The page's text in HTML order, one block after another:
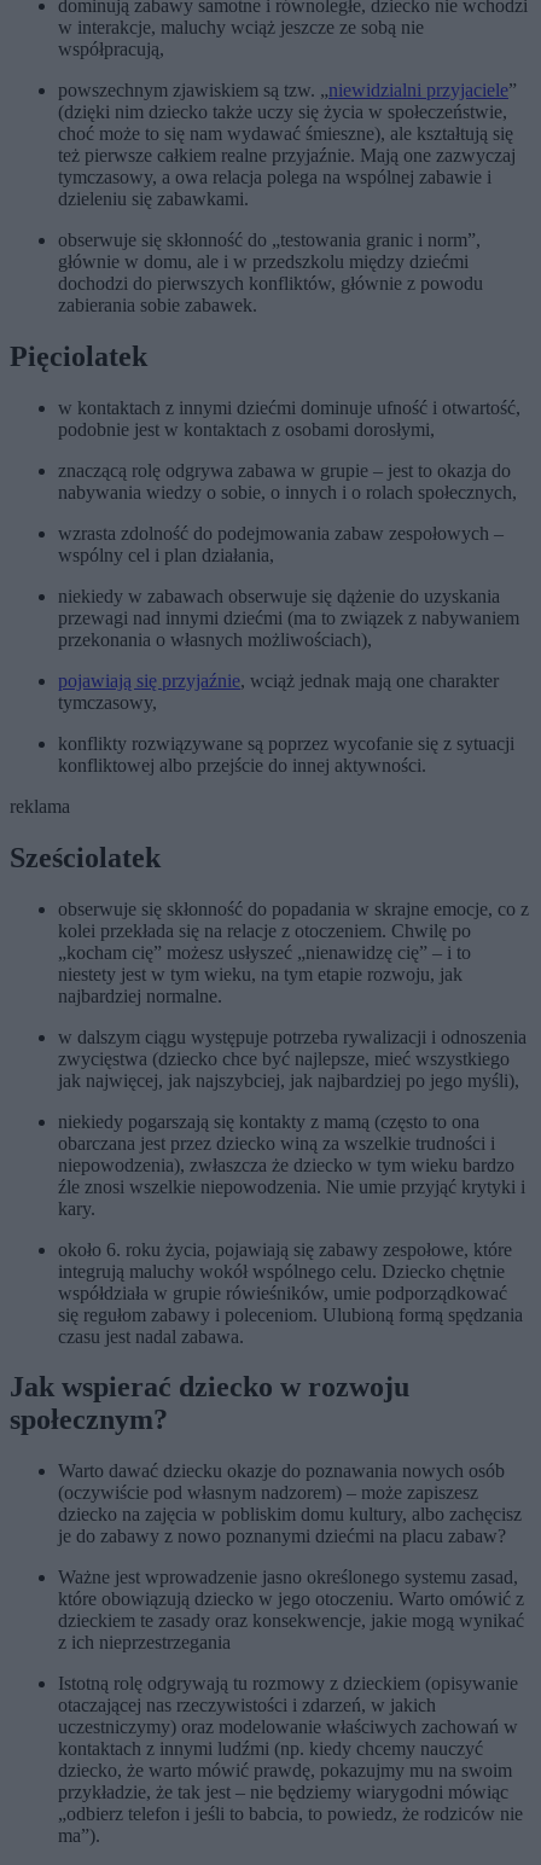
dominują zabawy samotne i równoległe, dziecko nie wchodzi
w interakcje, maluchy wciąż jeszcze ze sobą nie
współpracują,
powszechnym zjawiskiem są tzw. „niewidzialni przyjaciele”
(dzięki nim dziecko także uczy się życia w społeczeństwie,
choć może to się nam wydawać śmieszne), ale kształtują się
też pierwsze całkiem realne przyjaźnie. Mają one zazwyczaj
tymczasowy, a owa relacja polega na wspólnej zabawie i
dzieleniu się zabawkami.
obserwuje się skłonność do „testowania granic i norm”,
głównie w domu, ale i w przedszkolu między dziećmi
dochodzi do pierwszych konfliktów, głównie z powodu
zabierania sobie zabawek.
Pięciolatek
w kontaktach z innymi dziećmi dominuje ufność i otwartość,
podobnie jest w kontaktach z osobami dorosłymi,
znaczącą rolę odgrywa zabawa w grupie – jest to okazja do
nabywania wiedzy o sobie, o innych i o rolach społecznych,
wzrasta zdolność do podejmowania zabaw zespołowych –
wspólny cel i plan działania,
niekiedy w zabawach obserwuje się dążenie do uzyskania
przewagi nad innymi dziećmi (ma to związek z nabywaniem
przekonania o własnych możliwościach),
pojawiają się przyjaźnie, wciąż jednak mają one charakter
tymczasowy,
konflikty rozwiązywane są poprzez wycofanie się z sytuacji
konfliktowej albo przejście do innej aktywności.
reklama
Sześciolatek
obserwuje się skłonność do popadania w skrajne emocje, co z
kolei przekłada się na relacje z otoczeniem. Chwilę po
„kocham cię” możesz usłyszeć „nienawidzę cię” – i to
niestety jest w tym wieku, na tym etapie rozwoju, jak
najbardziej normalne.
w dalszym ciągu występuje potrzeba rywalizacji i odnoszenia
zwycięstwa (dziecko chce być najlepsze, mieć wszystkiego
jak najwięcej, jak najszybciej, jak najbardziej po jego myśli),
niekiedy pogarszają się kontakty z mamą (często to ona
obarczana jest przez dziecko winą za wszelkie trudności i
niepowodzenia), zwłaszcza że dziecko w tym wieku bardzo
źle znosi wszelkie niepowodzenia. Nie umie przyjąć krytyki i
kary.
około 6. roku życia, pojawiają się zabawy zespołowe, które
integrują maluchy wokół wspólnego celu. Dziecko chętnie
współdziała w grupie rówieśników, umie podporządkować
się regułom zabawy i poleceniom. Ulubioną formą spędzania
czasu jest nadal zabawa.
Jak wspierać dziecko w rozwoju
społecznym?
Warto dawać dziecku okazje do poznawania nowych osób
(oczywiście pod własnym nadzorem) – może zapiszesz
dziecko na zajęcia w pobliskim domu kultury, albo zachęcisz
je do zabawy z nowo poznanymi dziećmi na placu zabaw?
Ważne jest wprowadzenie jasno określonego systemu zasad,
które obowiązują dziecko w jego otoczeniu. Warto omówić z
dzieckiem te zasady oraz konsekwencje, jakie mogą wynikać
z ich nieprzestrzegania
Istotną rolę odgrywają tu rozmowy z dzieckiem (opisywanie
otaczającej nas rzeczywistości i zdarzeń, w jakich
uczestniczymy) oraz modelowanie właściwych zachowań w
kontaktach z innymi ludźmi (np. kiedy chcemy nauczyć
dziecko, że warto mówić prawdę, pokazujmy mu na swoim
przykładzie, że tak jest – nie będziemy wiarygodni mówiąc
„odbierz telefon i jeśli to babcia, to powiedz, że rodziców nie
ma”).